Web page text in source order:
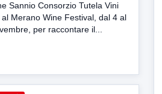
Sannio Consorzio Tutela Vini
Merano Wine Festival, dal 4 al
per raccontare il...